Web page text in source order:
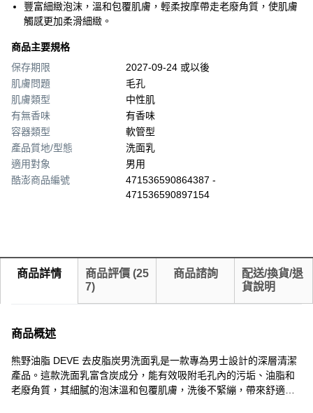
豐富細緻泡沫，溫和包覆肌膚，輕柔按摩帶走老廢角質，使肌膚
觸感更加柔滑細緻。
商品主要規格
保存期限
2027-09-24 或以後
肌膚問題
毛孔
肌膚類型
中性肌
有無香味
有香味
容器類型
軟管型
產品質地/型態
洗面乳
適用對象
男用
酷澎商品編號
471536590864387 -
471536590897154
商品詳情 商品評價 (25
7)
商品諮詢
配送/換貨/退
貨說明
商品概述
熊野油脂 DEVE 去皮脂炭男洗面乳是一款專為男士設計的深層清潔
產品。這款洗面乳富含炭成分，能有效吸附毛孔內的污垢、油脂和
老廢角質，其細膩的泡沫溫和包覆肌膚，洗後不緊繃，帶來舒適的